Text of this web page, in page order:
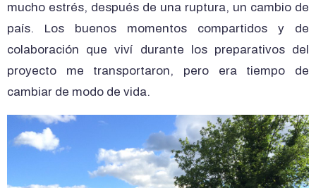
mucho estrés, después de una ruptura, un cambio de
país. Los buenos momentos compartidos y de
colaboración que viví durante los preparativos del
proyecto me transportaron, pero era tiempo de
cambiar de modo de vida.